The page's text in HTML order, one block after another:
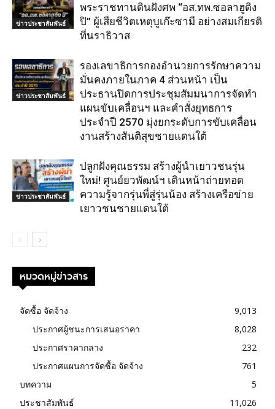
ข่าวประชาสัมพันธ์
พระราชทานดินฝังศพ “อส.ทพ.ซอลาฮูดิง
ปิ” ผู้เสียชีวิตเหตุบูเก๊ะซามี อย่างสมเกียรติ
ที่นราธิวาส
ข่าวประชาสัมพันธ์
รองเลขาธิการกองอำนวยการรักษาความ
มั่นคงภายในภาค 4 ส่วนหน้า เป็น
ประธานปิดการประชุมสัมมนาการจัดทำ
แผนขับเคลื่อนฯ และคำสั่งยุทธการ
ประจำปี 2570 มุ่งยกระดับการขับเคลื่อน
งานสร้างสันติสุขชายแดนใต้
ข่าวประชาสัมพันธ์
ปลูกฝังคุณธรรม สร้างผู้นำเยาวชนรุ่น
ใหม่! ศูนย์ยวพัฒน์ฯ เดินหน้าถ่ายทอด
ความรู้จากรุ่นพี่สู่รุ่นน้อง สร้างเครือข่าย
เยาวชนชายแดนใต้
หมวดหมู่ข่าวสาร
จัดซื้อ จัดจ้าง
9,013
ประกาศผู้ชนะการเสนอราคา
8,028
ประกาศราคากลาง
232
ประกาศแผนการจัดซื้อ จัดจ้าง
761
บทความ
5
ประชาสัมพันธ์
11,026